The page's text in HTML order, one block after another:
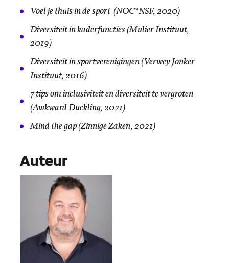
Voel je thuis in de sport (NOC*NSF, 2020)
Diversiteit in kaderfuncties (Mulier Instituut,
2019)
Diversiteit in sportverenigingen (Verwey Jonker
Instituut, 2016)
7 tips om inclusiviteit en diversiteit te vergroten
(Awkward Duckling, 2021)
Mind the gap (Zinnige Zaken, 2021)
Auteur